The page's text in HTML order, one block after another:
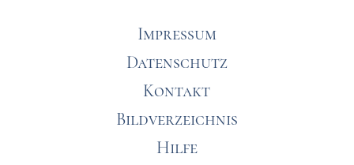
Impressum
Datenschutz
Kontakt
Bildverzeichnis
Hilfe